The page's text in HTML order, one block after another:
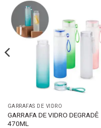
GARRAFAS DE VIDRO
GARRAFA DE VIDRO DEGRADÊ
470ML